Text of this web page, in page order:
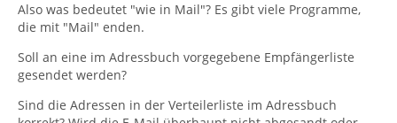
Also was bedeutet "wie in Mail"? Es gibt viele Programme,
die mit "Mail" enden.
Soll an eine im Adressbuch vorgegebene Empfängerliste
gesendet werden?
Sind die Adressen in der Verteilerliste im Adressbuch